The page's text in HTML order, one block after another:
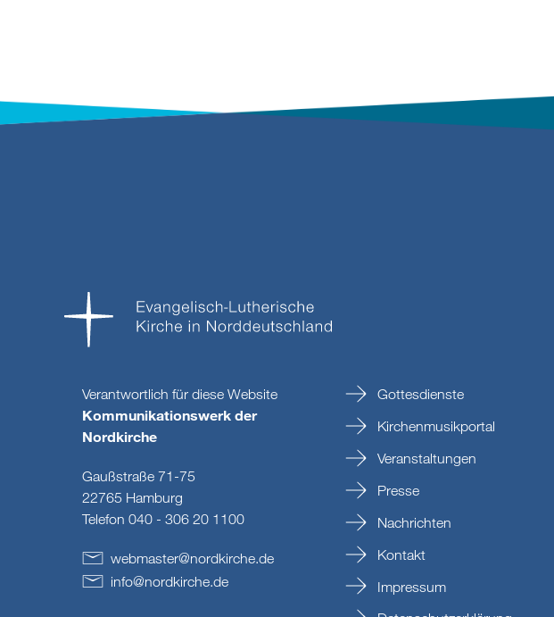
Verantwortlich für diese Website
Kommunikationswerk der
Nordkirche
Gaußstraße 71-75
22765 Hamburg
Telefon 040 - 306 20 1100
webmaster@nordkirche.de
info@nordkirche.de
Gottesdienste
Kirchenmusikportal
Veranstaltungen
Presse
Nachrichten
Kontakt
Impressum